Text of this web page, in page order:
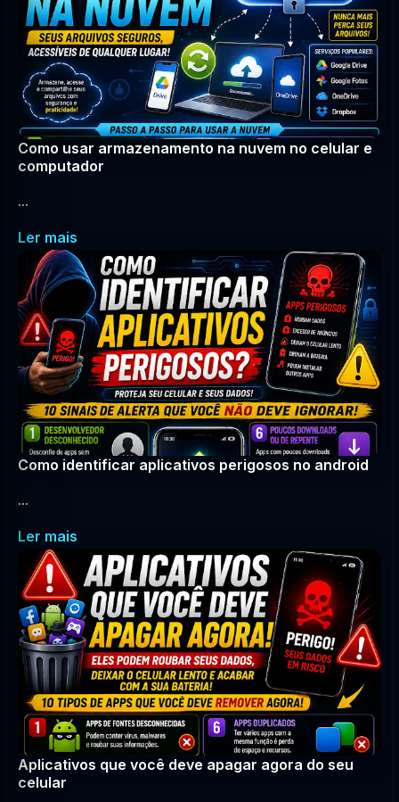
Como usar armazenamento na nuvem no celular e
computador
...
Ler mais
Como identificar aplicativos perigosos no android
...
Ler mais
Aplicativos que você deve apagar agora do seu
celular